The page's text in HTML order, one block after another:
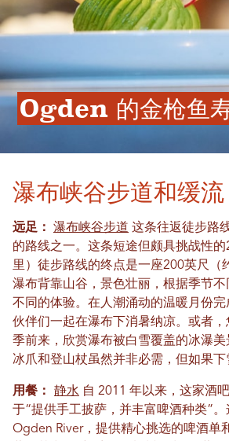
Ogden 的金枪鱼
瀑布峡谷步道和缓流
远足： 瀑布峡谷步道 这条往返徒步路
的路线之一。这条短途但颇具挑战性
里）徒步路线的终点是一座200英尺（
瀑布背靠山谷，景色壮丽，根据季节
不同的体验。在人潮涌动的温暖月份
伙伴们一起在瀑布下消暑纳凉。或者
季前来，欣赏瀑布被白雪覆盖的冰瀑美
冰爪和登山杖虽然并非必需，但如果下
用餐： 静水 自 2011 年以来，这家酒
于“提供手工披萨，并丰富啤酒种类”
Ogden River，提供精心挑选的啤酒单